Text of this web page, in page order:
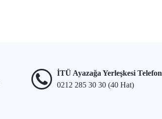
İTÜ Ayazağa Yerleşkesi Telefon
0212 285 30 30 (40 Hat)